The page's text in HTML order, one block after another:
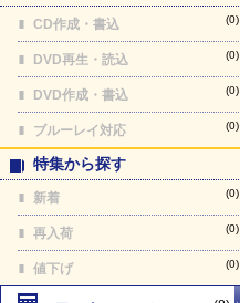
CD作成・書込 (0)
DVD再生・読込 (0)
DVD作成・書込 (0)
ブルーレイ対応 (0)
特集から探す
新着 (0)
再入荷 (0)
値下げ (0)